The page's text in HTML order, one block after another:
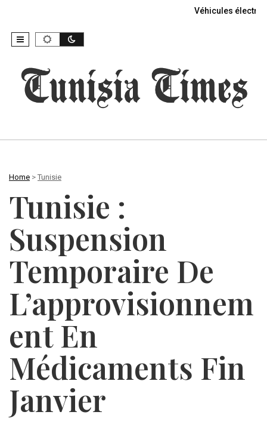
Véhicules
Home > Tunisie
Tunisie :
Suspension
Temporaire De
L’approvisionnem
Ent En
Médicaments Fin
Janvier